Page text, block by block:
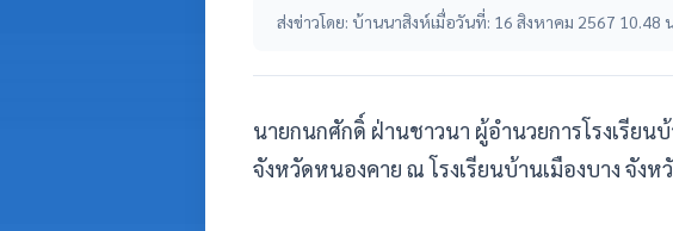
ส่งข่าวโดย: บ้านนาสิงห์เมื่อวันที่: 16 สิงหาคม 2567 10.48
นายกนกศักดิ์ ฝ่านชาวนา ผู้อำนวยการโรงเรียน
จังหวัดหนองคาย ณ โรงเรียนบ้านเมืองบาง จังห